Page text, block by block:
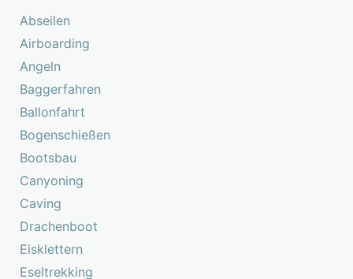
Abseilen
Airboarding
Angeln
Baggerfahren
Ballonfahrt
Bogenschießen
Bootsbau
Canyoning
Caving
Drachenboot
Eisklettern
Eseltrekking